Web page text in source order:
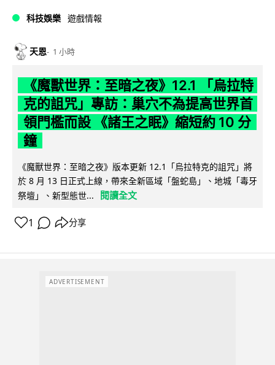
科技娛樂 遊戲情報
天恩 1 小時
《魔獸世界：至暗之夜》12.1 「烏拉特
克的詛咒」專訪：巢穴不為提高世界首
領門檻而設 《諸王之眠》縮短約 10 分
鐘
《魔獸世界：至暗之夜》版本更新 12.1「烏拉特克的詛咒」將
於 8 月 13 日正式上線，帶來全新區域「盤蛇島」、地城「毒牙
祭壇」、新型態世...
閱讀全文
1 分享
ADVERTISEMENT